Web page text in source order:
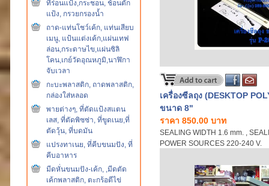
ที่ร่อนแป้ง,กระชอน, ช้อนตัก
แป้ง, กรวยกรองน้ำ
ถาด-แท่นโชว์เค้ก, แท่นเสียบ
เมนู, แป้นแต่งเค้ก,แผ่นเทฟ
ล่อน,กระดาษไข,แผ่นซิลิ
โคน,เกย์วัดอุณหภูมิ,นาฬิกา
จับเวลา
กะบะพลาสติก, ถาดพลาสติก,
กล่องใส่หลอด
พายต่างๆ, ที่ตัดแป้งสแตน
เลส, ที่ตัดพิซซ่า, ที่ขูดเนย,ที่
ตัดวุ้น, ที่บดมัน
แปรงทาเนย, ที่คีบขนมปัง, ที่
คีบอาหาร
มีดหั่นขนมปัง-เค้ก, ,มีดตัด
เค้กพลาสติก, ตะกร้อตีไข่
เครื่องซีลถุง (DESKTOP
ขนาด 8"
ราคา 850.00 บาท
SEALING WIDTH 1.6 mm. ,
POWER SOURCES 220-240 V.